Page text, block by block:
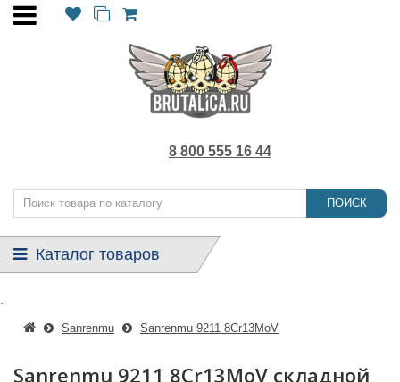
8 800 555 16 44
ПОИСК
Каталог товаров
Sanrenmu Sanrenmu 9211 8Cr13MoV
Sanrenmu 9211 8Cr13MoV складной